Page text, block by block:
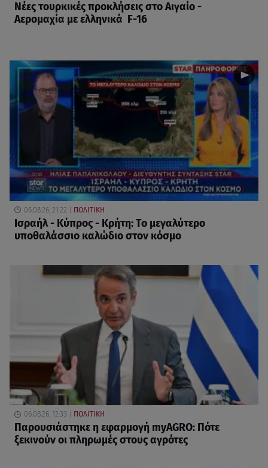
Νέες τουρκικές προκλήσεις στο Αιγαίο -
Αερομαχία με ελληνικά F-16
06.08.26, 21:22 ΠΟΛΙΤΙΚΗ
Ισραήλ - Κύπρος - Κρήτη: Το μεγαλύτερο
υποθαλάσσιο καλώδιο στον κόσμο
06.08.26, 12:33 ΠΟΛΙΤΙΚΗ
Παρουσιάστηκε η εφαρμογή myAGRO: Πότε
ξεκινούν οι πληρωμές στους αγρότες